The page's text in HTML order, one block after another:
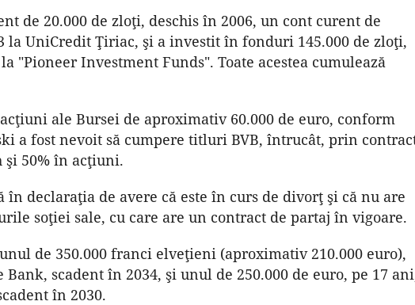
de 20.000 de zloţi, deschis în 2006, un cont curent de
la UniCredit Ţiriac, şi a investit în fonduri 145.000 de zloţi,
"Pioneer Investment Funds". Toate acestea cumulează
ale Bursei de aproximativ 60.000 de euro, conform
a fost nevoit să cumpere titluri BVB, întrucât, prin
şi 50% în acţiuni.
declaraţia de avere că este în curs de divorţ şi că nu are
soţiei sale, cu care are un contract de partaj în vigoare.
de 350.000 franci elveţieni (aproximativ 210.000 euro),
scadent în 2034, şi unul de 250.000 de euro, pe 17
în 2030.